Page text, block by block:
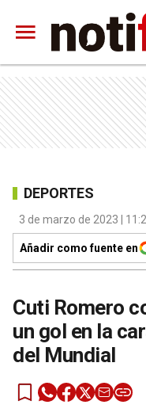
DEPORTES
3 de marzo de 2023 |
Añadir como fuente en
Cuti Romero
un gol en la
del Mundial